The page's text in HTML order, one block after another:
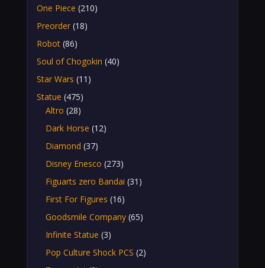
One Piece (210)
Preorder (18)
Robot (86)
Soul of Chogokin (40)
Star Wars (11)
Statue (475)
Altro (28)
Dark Horse (12)
Diamond (37)
Disney Enesco (273)
Figuarts zero Bandai (31)
First For Figures (16)
Goodsmile Company (65)
Infinite Statue (3)
Pop Culture Shock PCS (2)